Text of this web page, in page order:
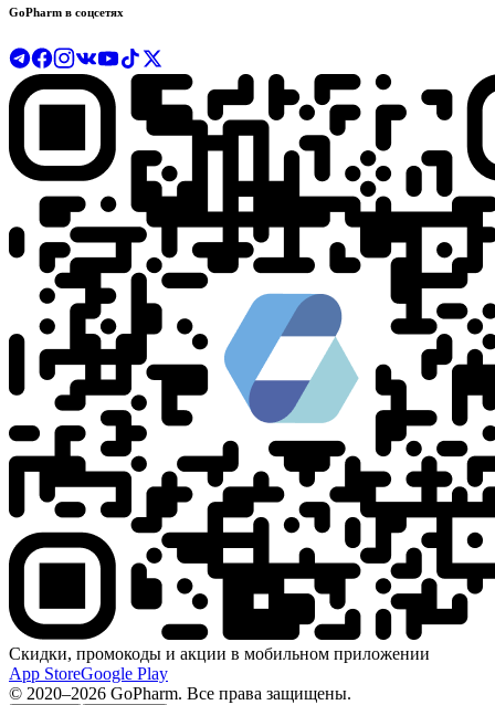
GoPharm в соцсетях
Скидки, промокоды и акции в мобильном приложении
App StoreGoogle Play
© 2020–2026 GoPharm. Все права защищены.